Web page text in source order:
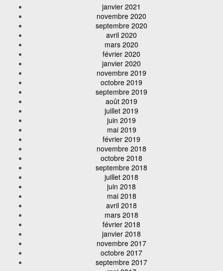
janvier 2021
novembre 2020
septembre 2020
avril 2020
mars 2020
février 2020
janvier 2020
novembre 2019
octobre 2019
septembre 2019
août 2019
juillet 2019
juin 2019
mai 2019
février 2019
novembre 2018
octobre 2018
septembre 2018
juillet 2018
juin 2018
mai 2018
avril 2018
mars 2018
février 2018
janvier 2018
novembre 2017
octobre 2017
septembre 2017